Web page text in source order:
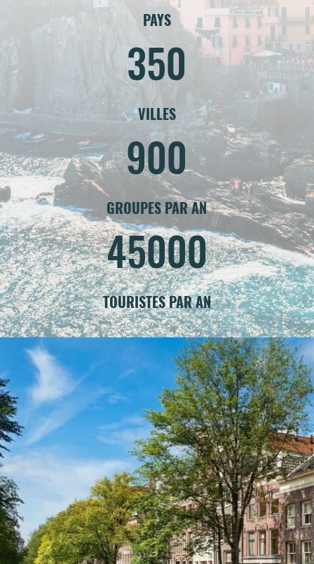
PAYS
350
VILLES
900
GROUPES PAR AN
45000
TOURISTES PAR AN